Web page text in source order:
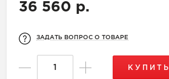
36 560 р.
ЗАДАТЬ ВОПРОС О ТОВАРЕ
КУПИТЬ